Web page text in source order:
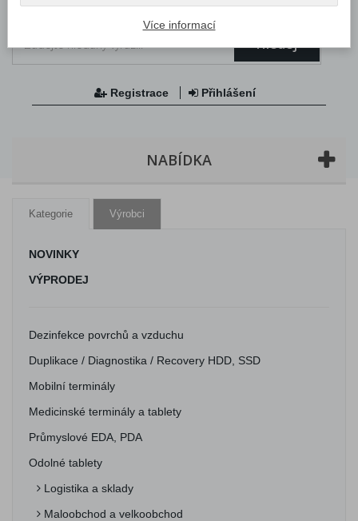
Hledej
Registrace Přihlášení
NABÍDKA
Kategorie Výrobci
NOVINKY
VÝPRODEJ
Dezinfekce povrchů a vzduchu
Duplikace / Diagnostika / Recovery HDD, SSD
Mobilní terminály
Medicinské terminály a tablety
Průmyslové EDA, PDA
Odolné tablety
Logistika a sklady
Maloobchod a velkoobchod
Více informací